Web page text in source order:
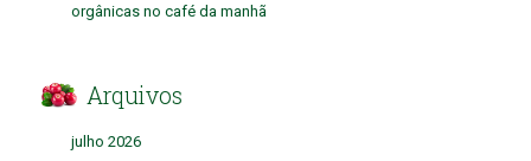
orgânicas no café da manhã
Arquivos
julho 2026